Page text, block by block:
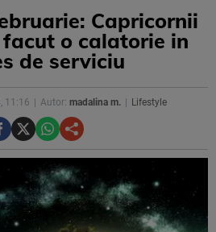
Capricornii
o calatorie in
de serviciu
11:16 Autor: madalina m. Lifestyle